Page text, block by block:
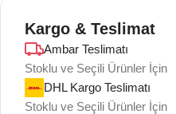
Kargo & Teslimat
Ambar Teslimatı
Stoklu ve Seçili Ürünler İçin
DHL Kargo Teslimatı
Stoklu ve Seçili Ürünler İçin